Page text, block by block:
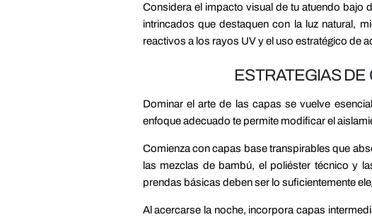
Considera el impacto visual de tu atuendo bajo
intrincados que destaquen con la luz natural,
reactivos a los rayos UV y el uso estratégico de
ESTRATEGIAS DE
Dominar el arte de las capas se vuelve
enfoque adecuado te permite modificar el
Comienza con capas base transpirables que
las mezclas de bambú, el poliéster técnico y
prendas básicas deben ser lo suficientemente
Al acercarse la noche, incorpora capas